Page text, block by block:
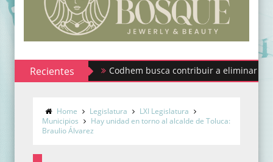
Recientes Codhem busca contribuir a eliminar los
Home Legislatura
LXI Legislatura
Municipios
Hay unidad en torno al alcalde de Toluca:
Braulio Álvarez